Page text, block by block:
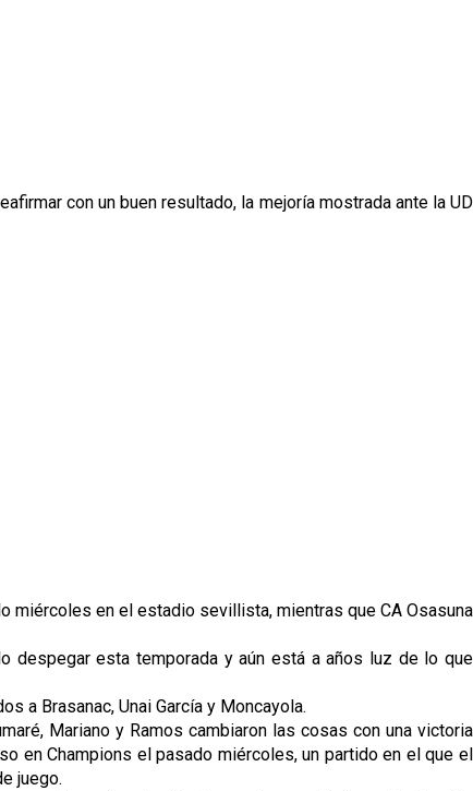
con un buen resultado, la mejoría mostrada ante la UD
miércoles en el estadio sevillista, mientras que CA Osasuna
despegar esta temporada y aún está a años luz de lo que
a Brasanac, Unai García y Moncayola.
Mariano y Ramos cambiaron las cosas con una victoria
en Champions el pasado miércoles, un partido en el que el
juego.